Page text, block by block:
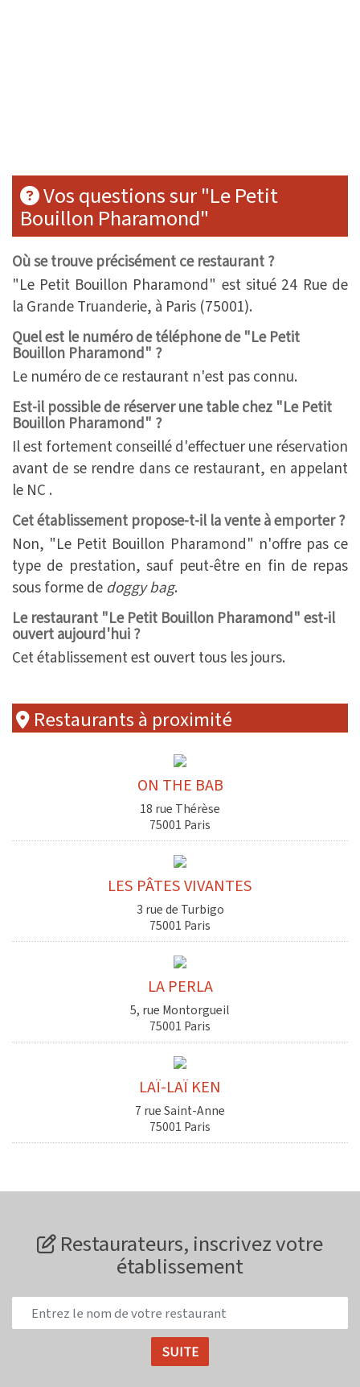
Vos questions sur "Le Petit
Bouillon Pharamond"
Où se trouve précisément ce restaurant ?
"Le Petit Bouillon Pharamond" est situé 24 Rue de
la Grande Truanderie, à Paris (75001).
Quel est le numéro de téléphone de "Le Petit
Bouillon Pharamond" ?
Le numéro de ce restaurant n'est pas connu.
Est-il possible de réserver une table chez "Le Petit
Bouillon Pharamond" ?
Il est fortement conseillé d'effectuer une réservation
avant de se rendre dans ce restaurant, en appelant
le NC .
Cet établissement propose-t-il la vente à emporter ?
Non, "Le Petit Bouillon Pharamond" n'offre pas ce
type de prestation, sauf peut-être en fin de repas
sous forme de doggy bag.
Le restaurant "Le Petit Bouillon Pharamond" est-il
ouvert aujourd'hui ?
Cet établissement est ouvert tous les jours.
Restaurants à proximité
ON THE BAB
18 rue Thérèse
75001 Paris
LES PÂTES VIVANTES
3 rue de Turbigo
75001 Paris
LA PERLA
5, rue Montorgueil
75001 Paris
LAÏ-LAÏ KEN
7 rue Saint-Anne
75001 Paris
Restaurateurs, inscrivez votre
établissement